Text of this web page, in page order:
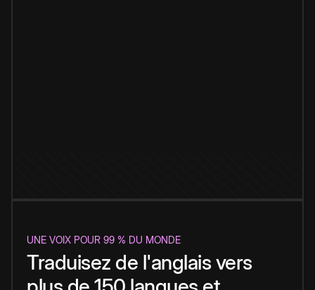
UNE VOIX POUR 99 % DU MONDE
Traduisez de l'anglais vers